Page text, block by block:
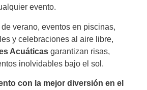
evento.
verano, eventos en piscinas,
y celebraciones al aire libre,
Acuáticas garantizan risas,
inolvidables bajo el sol.
con la mejor diversión en el